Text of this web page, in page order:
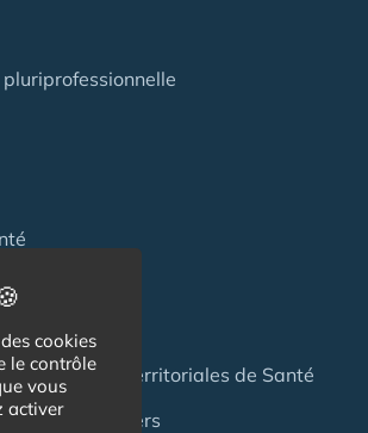
de Prévention
Territoriales de Santé
Hospitaliers
cookies
le contrôle
vous
activer